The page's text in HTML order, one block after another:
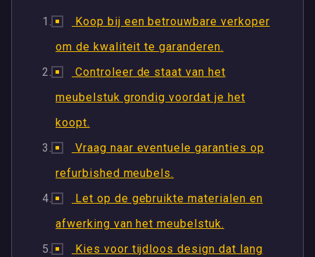
Koop bij een betrouwbare verkoper
om de kwaliteit te garanderen.
Controleer de staat van het
meubelstuk grondig voordat je het
koopt.
Vraag naar eventuele garanties op
refurbished meubels.
Let op de gebruikte materialen en
afwerking van het meubelstuk.
Kies voor tijdloos design dat lang